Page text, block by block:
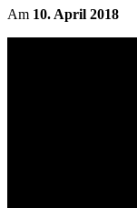
Am 10. April 2018